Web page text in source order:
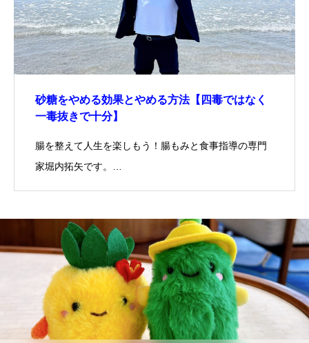
砂糖をやめる効果とやめる方法【四毒ではなく
一毒抜きで十分】
腸を整えて人生を楽しもう！腸もみと食事指導の専門
家堀内拓矢です。…